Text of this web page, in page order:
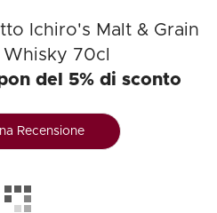
Ichiro's Malt & Grain
70cl
del 5% di sconto
Recensione